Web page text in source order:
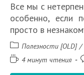
Все мы с
особенно, если
просто в
Рубрика
записи:
Полезности [OLD] /
Время4 минут чтения